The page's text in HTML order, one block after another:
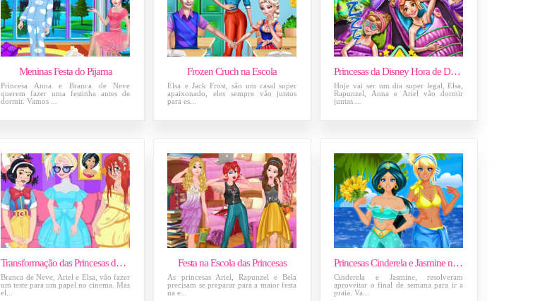
Meninas Festa do Pijama
Princesa Anna e Branca de Neve
querem fazer uma festinha antes de
dormir. Vamos ...
Frozen Cruch na Escola
Elsa e Jack Frost, são um casal super
apaixonado, eles sempre vão juntos
para es...
Princesas da Disney Hora de Dormir
Hoje vai ser um dia super legal, Elsa,
Rapunzel, Anna e Ariel vão dormir
juntas....
Transformação das Princesas da Disney
Branca de Neve, Ariel e Elsa, vão fazer
um teste para um papel no cinema. Mas
el...
Festa na Escola das Princesas
As princesas Ariel, Rapunzel e Bela
precisam se preparar para a maior festa
na e...
Princesas Cinderela e Jasmine na Praia
Cinderela e Jasmine, resolveram
aproveitar o final de semana para ir a
praia. Va...